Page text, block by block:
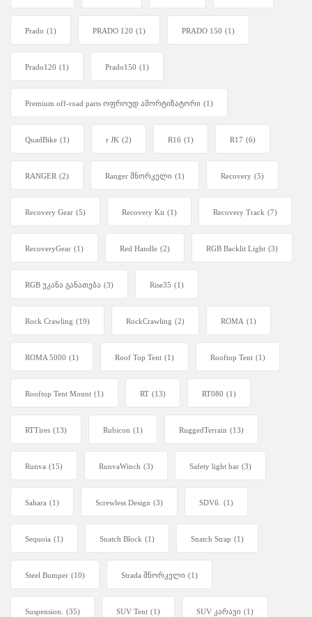
Prado (1) PRADO 120 (1) PRADO 150 (1)
Prado120 (1) Prado150 (1)
Premium off-road parts ოფროუდ ამორტიზატორი (1)
QuadBike (1) r JK (2) R16 (1) R17 (6)
RANGER (2) Ranger შნორკელი (1) Recovery (5)
Recovery Gear (5) Recovery Kit (1) Recovery Track (7)
RecoveryGear (1) Red Handle (2) RGB Backlit Light (3)
RGB უკანა განათება (3) Rise35 (1)
Rock Crawling (19) RockCrawling (2) ROMA (1)
ROMA 5000 (1) Roof Top Tent (1) Rooftop Tent (1)
Rooftop Tent Mount (1) RT (13) RT080 (1)
RTTires (13) Rubicon (1) RuggedTerrain (13)
Runva (15) RunvaWinch (3) Safety light bar (3)
Sahara (1) Screwless Design (3) SDV6. (1)
Sequoia (1) Snatch Block (1) Snatch Strap (1)
Steel Bumper (10) Strada შნორკელი (1)
Suspension. (35) SUV Tent (1) SUV კარავი (1)